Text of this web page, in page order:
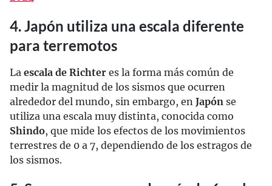
4. Japón utiliza una escala diferente
para terremotos
La escala de Richter es la forma más común de
medir la magnitud de los sismos que ocurren
alrededor del mundo, sin embargo, en Japón se
utiliza una escala muy distinta, conocida como
Shindo, que mide los efectos de los movimientos
terrestres de 0 a 7, dependiendo de los estragos de
los sismos.